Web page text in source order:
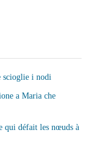
scioglie i nodi
a Maria che
qui défait les nœuds à